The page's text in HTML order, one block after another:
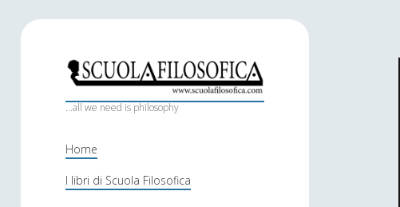
S
c
o
l
...all we need is philosophy
Home
I libri di Scuola Filosofica